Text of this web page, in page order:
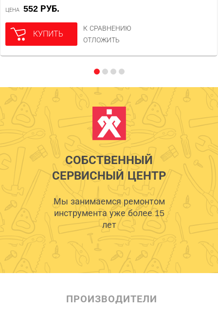
ЦЕНА 552 РУБ.
КУПИТЬ
К СРАВНЕНИЮ
ОТЛОЖИТЬ
СОБСТВЕННЫЙ
СЕРВИСНЫЙ ЦЕНТР
Мы занимаемся ремонтом
инструмента уже более 15
лет
ПРОИЗВОДИТЕЛИ